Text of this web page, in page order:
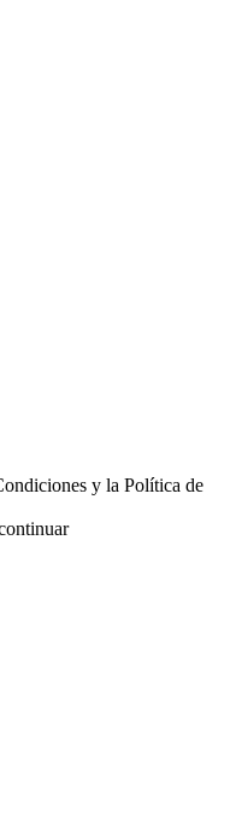
y la Política de